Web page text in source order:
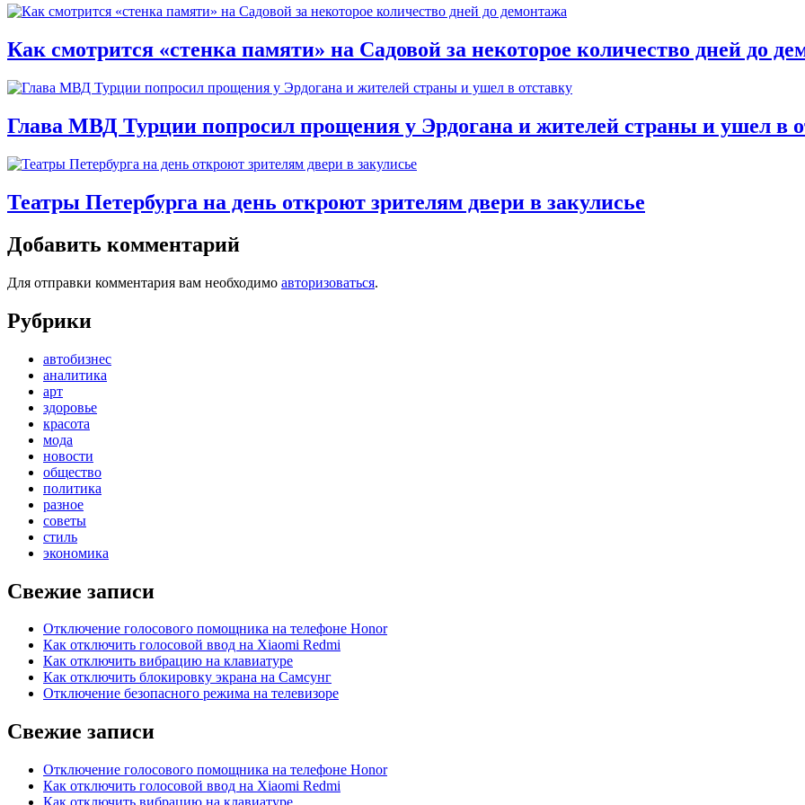
Как смотрится «стенка памяти» на Садовой за некоторое количество дней до
Глава МВД Турции попросил прощения у Эрдогана и жителей страны и ушел в
Театры Петербурга на день откроют зрителям двери в закулисье
Добавить комментарий
Для отправки комментария вам необходимо авторизоваться.
Рубрики
автобизнес
аналитика
арт
здоровье
красота
мода
новости
общество
политика
разное
советы
стиль
экономика
Свежие записи
Отключение голосового помощника на телефоне Honor
Как отключить голосовой ввод на Xiaomi Redmi
Как отключить вибрацию на клавиатуре
Как отключить блокировку экрана на Самсунг
Отключение безопасного режима на телевизоре
Свежие записи
Отключение голосового помощника на телефоне Honor
Как отключить голосовой ввод на Xiaomi Redmi